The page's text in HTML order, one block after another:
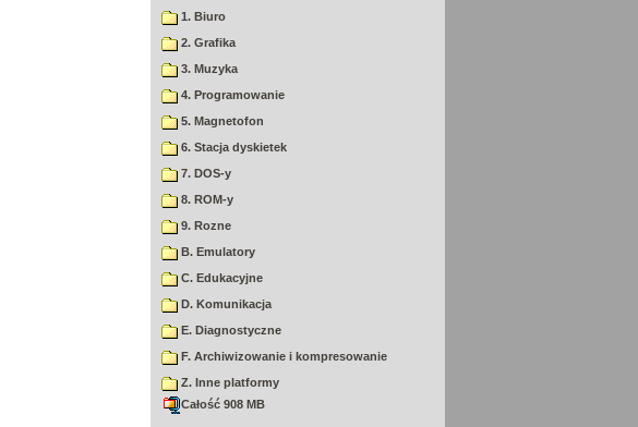
1. Biuro
2. Grafika
3. Muzyka
4. Programowanie
5. Magnetofon
6. Stacja dyskietek
7. DOS-y
8. ROM-y
9. Rozne
B. Emulatory
C. Edukacyjne
D. Komunikacja
E. Diagnostyczne
F. Archiwizowanie i kompresowanie
Z. Inne platformy
Całość 908 MB